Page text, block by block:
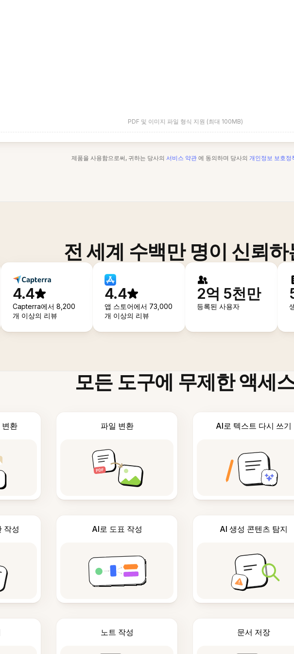
PDF 및 이미지 파일 형식 지원 (최대 100MB)
제품을 사용함으로써, 귀하는 당사의 서비스 약관 에 동의하며 당사의 개인정보 보호정
전 세계 수백만 명이 신뢰하
4.4
Capterra에서 8,200
개 이상의 리뷰
4.4
앱 스토어에서 73,000
개 이상의 리뷰
2억 5천만
등록된 사용자
모든 도구에 무제한 액세
변환 파일 변환 AI로 텍스트 다시 쓰기
작성 AI로 도표 작성 AI 생성 콘텐츠 탐지
노트 작성 문서 저장